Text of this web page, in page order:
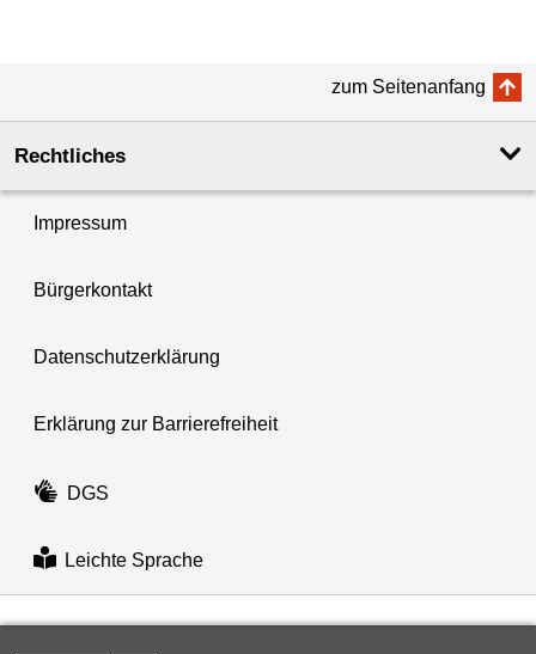
zum Seitenanfang
Rechtliches
Impressum
Bürgerkontakt
Datenschutzerklärung
Erklärung zur Barrierefreiheit
DGS
Leichte Sprache